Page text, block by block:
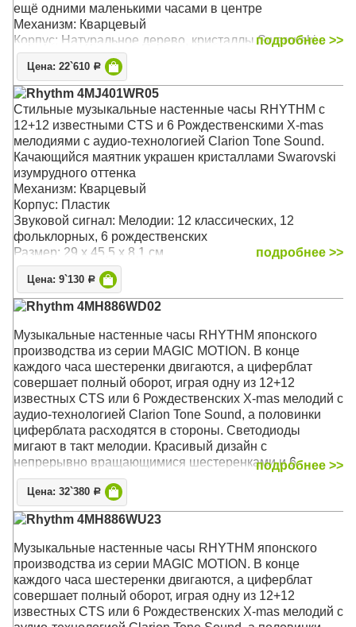
ещё одними маленькими часами в центре
Механизм: Кварцевый
Корпус: Натуральное дерево, кристаллы Swarovski
Звуковой сигнал: Почасовые мелодии: 12 магических и
4 рождественских
Размер: 43 х 54 х 12 см
подробнее >>
Цена: 22`610 Р
Rhythm 4MJ401WR05
Стильные музыкальные настенные часы RHYTHM с
12+12 известными CTS и 6 Рождественскими X-mas
мелодиями с аудио-технологией Clarion Tone Sound.
Качающийся маятник украшен кристаллами Swarovski
изумрудного оттенка
Механизм: Кварцевый
Корпус: Пластик
Звуковой сигнал: Мелодии: 12 классических, 12
фольклорных, 6 рождественских
Размер: 29 х 45,5 х 8,1 см
подробнее >>
Цена: 9`130 Р
Rhythm 4MH886WD02
Музыкальные настенные часы RHYTHM японского
производства из серии MAGIC MOTION. В конце
каждого часа шестеренки двигаются, а циферблат
совершает полный оборот, играя одну из 12+12
известных CTS или 6 Рождественских X-mas мелодий с
аудио-технологией Clarion Tone Sound, а половинки
циферблата расходятся в стороны. Светодиоды
мигают в такт мелодии. Красивый дизайн с
непрерывно вращающимися шестеренками и 6
кристаллами Swarovski. Термометр - для измерение
температуры внутри помещения. Гигрометр - для
измерения влажности в помещении. Режим
музыкальной демонстрации
Механизм: Кварцевый
Корпус: Пластик
Звуковой сигнал: Мелодии: 12 классических, 12
фольклорных, 6 рождественских
Размер: 39 х 41 х 8,6 см
подробнее >>
Цена: 32`380 Р
Rhythm 4MH886WU23
Музыкальные настенные часы RHYTHM японского
производства из серии MAGIC MOTION. В конце
каждого часа шестеренки двигаются, а циферблат
совершает полный оборот, играя одну из 12+12
известных CTS или 6 Рождественских X-mas мелодий с